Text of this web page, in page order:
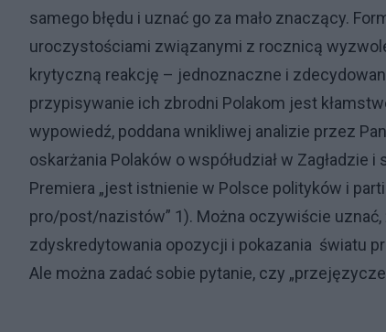
samego błędu i uznać go za mało znaczący.
uroczystościami związanymi z rocznicą
krytyczną reakcję – jednoznaczne i
przypisywanie ich zbrodni Polakom jest
wypowiedź, poddana wnikliwej analizie przez
oskarżania Polaków o współudział w
Premiera „jest istnienie w Polsce polityków i
pro/post/nazistów” 1). Można oczywiście
zdyskredytowania opozycji i pokazania światu
Ale można zadać sobie pytanie, czy